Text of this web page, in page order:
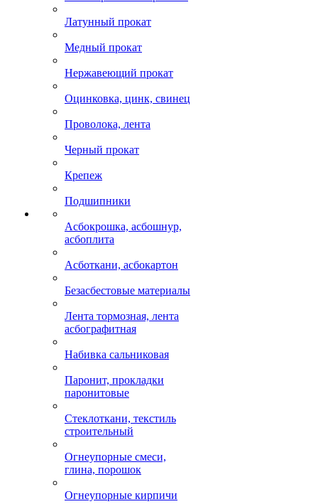
Латунный прокат
Медный прокат
Нержавеющий прокат
Оцинковка, цинк, свинец
Проволока, лента
Черный прокат
Крепеж
Подшипники
Асбокрошка, асбошнур,
асбоплита
Асботкани, асбокартон
Безасбестовые материалы
Лента тормозная, лента
асбографитная
Набивка сальниковая
Паронит, прокладки
паронитовые
Стеклоткани, текстиль
строительный
Огнеупорные смеси,
глина, порошок
Огнеупорные кирпичи